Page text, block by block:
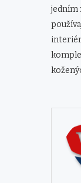
jedním